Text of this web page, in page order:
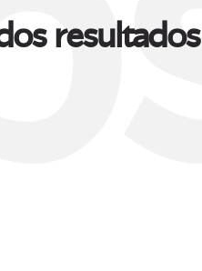
resultados